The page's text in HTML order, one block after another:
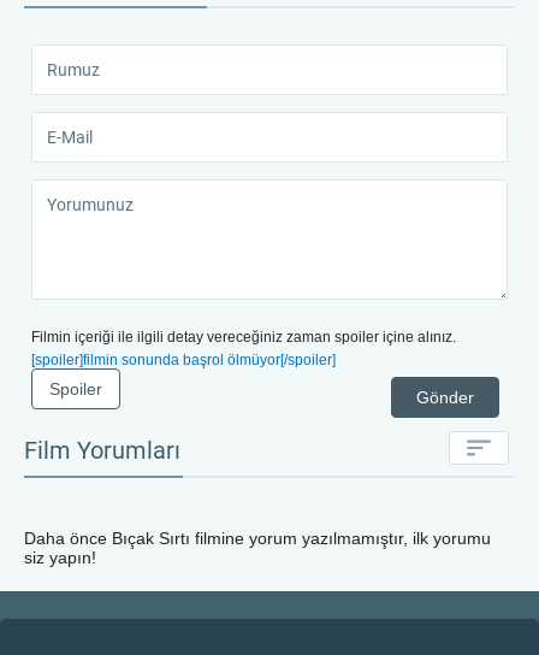
Filmin içeriği ile ilgili detay vereceğiniz zaman spoiler içine alınız.
[spoiler]filmin sonunda başrol ölmüyor[/spoiler]
Gönder
Spoiler
Film Yorumları
Daha önce Bıçak Sırtı filmine yorum yazılmamıştır, ilk yorumu
siz yapın!